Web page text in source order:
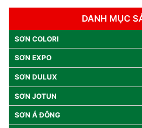
DANH MỤC
SƠN COLORI
SƠN EXPO
SƠN DULUX
SƠN JOTUN
SƠN Á ĐÔNG